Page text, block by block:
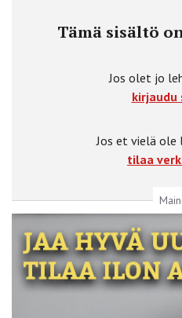
Tämä sisältö
Jos olet jo
kirjaudu
Jos et vielä ole
tilaa